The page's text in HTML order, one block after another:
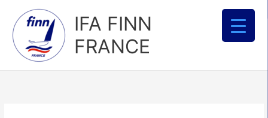
contenu
IFA FINN
FRANCE